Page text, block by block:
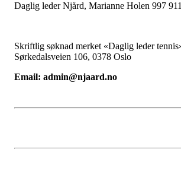
Daglig leder Njård, Marianne Holen 997
Skriftlig søknad merket «Daglig leder
Sørkedalsveien 106, 0378 Oslo
Email: admin@njaard.no